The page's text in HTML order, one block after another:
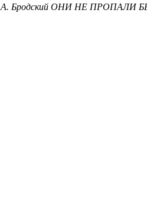
Бродский ОНИ НЕ ПРОПАЛИ